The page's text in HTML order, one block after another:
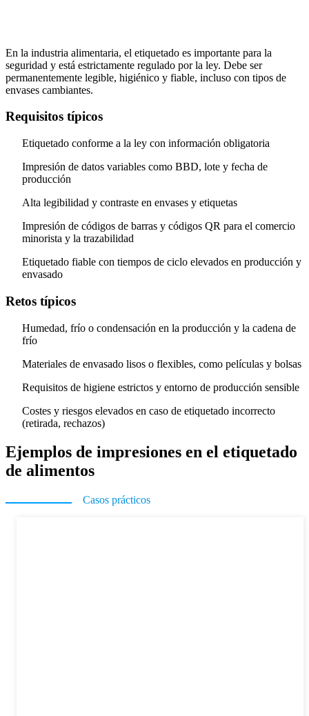
En la industria alimentaria, el etiquetado es importante para la
seguridad y está estrictamente regulado por la ley. Debe ser
permanentemente legible, higiénico y fiable, incluso con tipos de
envases cambiantes.
Requisitos típicos
Etiquetado conforme a la ley con información obligatoria
Impresión de datos variables como BBD, lote y fecha de
producción
Alta legibilidad y contraste en envases y etiquetas
Impresión de códigos de barras y códigos QR para el comercio
minorista y la trazabilidad
Etiquetado fiable con tiempos de ciclo elevados en producción y
envasado
Retos típicos
Humedad, frío o condensación en la producción y la cadena de
frío
Materiales de envasado lisos o flexibles, como películas y bolsas
Requisitos de higiene estrictos y entorno de producción sensible
Costes y riesgos elevados en caso de etiquetado incorrecto
(retirada, rechazos)
Ejemplos de impresiones en el etiquetado
de alimentos
Casos prácticos